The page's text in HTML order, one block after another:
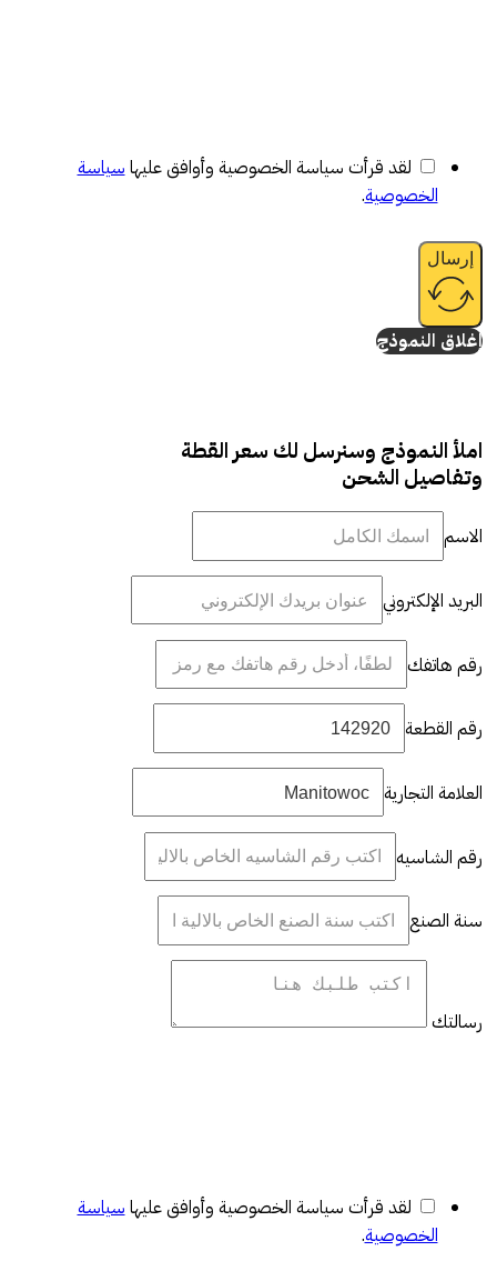
لقد قرأت سياسة الخصوصية وأوافق عليها سياسة
الخصوصية.
إرسال
إغلاق النموذج
املأ النموذج وسنرسل لك سعر القطة
وتفاصيل الشحن
الاسم
البريد الإلكتروني
رقم هاتفك
رقم القطعة
العلامة التجارية
رقم الشاسيه
سنة الصنع
رسالتك
لقد قرأت سياسة الخصوصية وأوافق عليها سياسة
الخصوصية.